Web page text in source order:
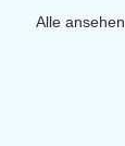
Alle ansehen